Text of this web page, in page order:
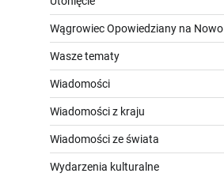
Wągrowiec Opowiedziany na Nowo
Wasze tematy
Wiadomości
Wiadomości z kraju
Wiadomości ze świata
Wydarzenia kulturalne